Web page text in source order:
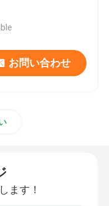
お問い合わせ
ます！